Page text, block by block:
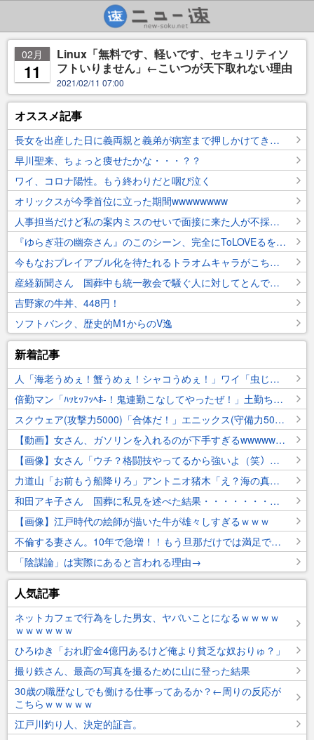
オススメ記事
長女を出産した日に義両親と義弟が病室まで押しかけてきた。私(非常識すぎ…いつか復讐してやる)→義父が亡くなった時、当時の話になり…まさかの私の記憶違いだった(汗
早川聖来、ちょっと痩せたかな・・・？？
ワイ、コロナ陽性。もう終わりだと咽び泣く
オリックスが今季首位に立った期間wwwwwwww
人事担当だけど私の案内ミスのせいで面接に来た人が不採用になっちゃった。この件を笑い話にしてる他の人事にはとても本当の事は言えないよ…
『ゆらぎ荘の幽奈さん』のこのシーン、完全にToLOVEるを超えてたよなｗｗｗｗｗｗ
今もなおプレイアブル化を待たれるトラオムキャラがこちら←これすこ
産経新聞さん 国葬中も統一教会で騒ぐ人に対してとんでもない例えを出してしまうｗｗｗｗｗｗｗｗｗｗ
吉野家の牛丼、448円！
ソフトバンク、歴史的M1からのV逸
新着記事
人「海老うめぇ！蟹うめぇ！シャコうめぇ！」ワイ「虫じゃん」
倍勤マン「ﾊｯﾋｯﾌｯﾍﾎ-！鬼連勤こなしてやったぜ！」土勤ちゃん「休日出勤の土勤ちゃんもいまーすww」
スクウェア(攻撃力5000)「合体だ！」エニックス(守備力5000)「おう！」
【動画】女さん、ガソリンを入れるのが下手すぎるwwwwwwwww
【画像】女さん「ウチ？格闘技やってるから強いよ（笑）」ｼｭｯｼｭｯ
力道山「お前もう船降りろ」アントニオ猪木「え？海の真ん中ですよ？」力道山「いいから降りろ」
和田アキ子さん 国葬に私見を述べた結果・・・・・・・・・・・
【画像】江戸時代の絵師が描いた牛が雄々しすぎるｗｗｗ
不倫する妻さん。10年で急増！！もう旦那だけでは満足できんのか？
「陰謀論」は実際にあると言われる理由→
02月
11
Linux「無料です、軽いです、セキュリティソ
フトいりません」←こいつが天下取れない理由
2021/02/11 07:00
人気記事
ネットカフェで行為をした男女、ヤバいことになるｗｗｗｗ
ｗｗｗｗｗｗ
ひろゆき「おれ貯金4億円あるけど俺より貧乏な奴おりゅ？」
撮り鉄さん、最高の写真を撮るために山に登った結果
30歳の職歴なしでも働ける仕事ってあるか？←周りの反応が
こちらｗｗｗｗｗ
江戸川釣り人、決定的証言。